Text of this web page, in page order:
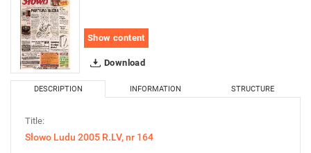
Show content
Download
DESCRIPTION INFORMATION STRUCTURE
Title:
Słowo Ludu 2005 R.LV, nr 164